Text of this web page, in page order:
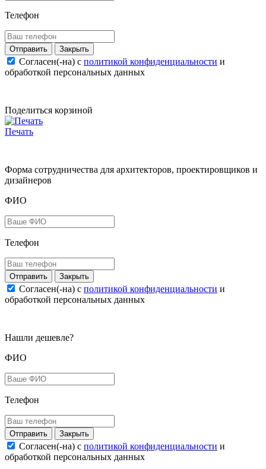
Телефон
Закрыть
Согласен(-на) c политикой конфиденциальности и
обработкой персональных данных
Поделиться корзиной
Печать
Форма сотрудничества для архитекторов, проектировщиков и
дизайнеров
ФИО
Телефон
Закрыть
Согласен(-на) c политикой конфиденциальности и
обработкой персональных данных
Нашли дешевле?
ФИО
Телефон
Закрыть
Согласен(-на) c политикой конфиденциальности и
обработкой персональных данных